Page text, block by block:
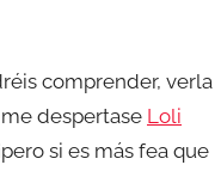
comprender, verla
despertase Loli
si es más fea que